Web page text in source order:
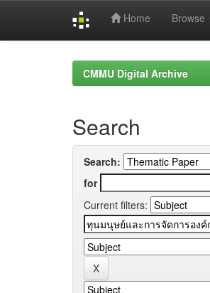
Home Browse
CMMU Digital Archive
Search
Search:
for
Current filters: